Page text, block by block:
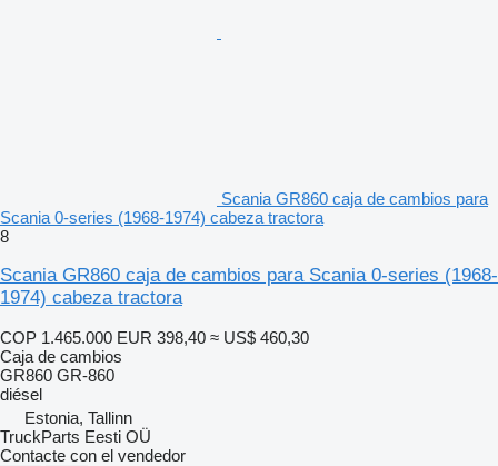
Scania GR860 caja de cambios para
Scania 0-series (1968-1974) cabeza tractora
8
Scania GR860 caja de cambios para Scania 0-series (1968-
1974) cabeza tractora
COP 1.465.000 EUR 398,40 ≈ US$ 460,30
Caja de cambios
GR860 GR-860
diésel
Estonia, Tallinn
TruckParts Eesti OÜ
Contacte con el vendedor